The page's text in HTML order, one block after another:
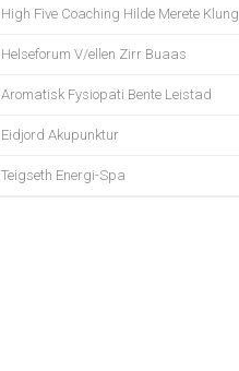
High Five Coaching Hilde Merete Klungerbo
Helseforum V/ellen Zirr Buaas
Aromatisk Fysiopati Bente Leistad
Eidjord Akupunktur
Teigseth Energi-Spa